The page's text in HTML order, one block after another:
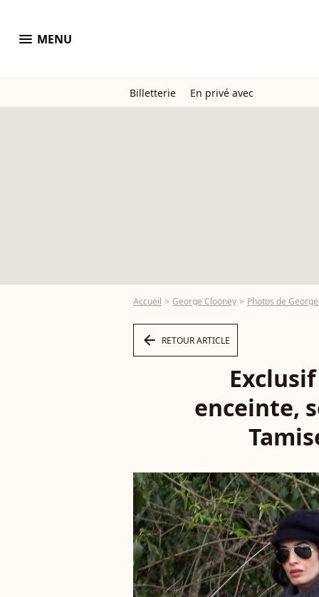
menu MENU
Billetterie En privé avec
Accueil George Clooney Photos de
arrow_left RETOUR ARTICLE
enceinte,